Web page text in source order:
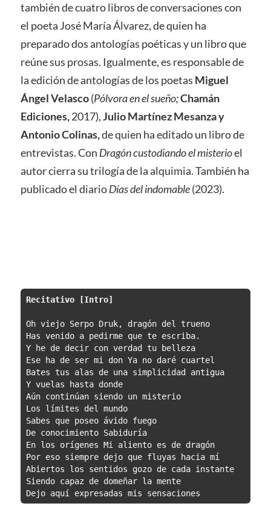
también de cuatro libros de conversaciones con
el poeta José María Álvarez, de quien ha
preparado dos antologías poéticas y un libro que
reúne sus prosas. Igualmente, es responsable de
la edición de antologías de los poetas Miguel
Ángel Velasco(Pólvora en el sueño;Chamán
Ediciones,2017),Julio Martínez Mesanza y
Antonio Colinas,de quien ha editado un libro de
entrevistas. Con Dragón custodiando el misterioel
autor cierra su trilogía de la alquimia. También ha
publicado el diarioDías del indomable(2023).
Recitativo [Intro]
Oh viejo Serpo Druk, dragón del trueno
Has venido a pedirme que te escriba.
Y he de decir con verdad tu belleza
Ese ha de ser mi don Ya no daré cuartel
Bates tus alas de una simplicidad antigua
Y vuelas hasta donde
Aún continúan siendo un misterio
Los límites del mundo
Sabes que poseo ávido fuego
De conocimiento Sabiduría
En los orígenes Mi aliento es de dragón
Por eso siempre dejo que fluyas hacia mí
Abiertos los sentidos gozo de cada instante
Siendo capaz de domeñar la mente
Dejo aquí expresadas mis sensaciones